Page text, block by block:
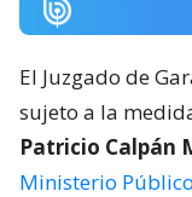
El Juzgado de
sujeto a la
Patricio Calpán
Ministerio Público